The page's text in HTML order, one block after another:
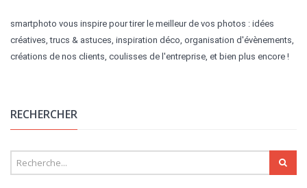
smartphoto vous inspire pour tirer le meilleur de vos photos : idées
créatives, trucs & astuces, inspiration déco, organisation d'évènements,
créations de nos clients, coulisses de l'entreprise, et bien plus encore !
RECHERCHER